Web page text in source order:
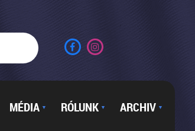
MÉDIA ▼ RÓLUNK ▼ ARCHIV ▼